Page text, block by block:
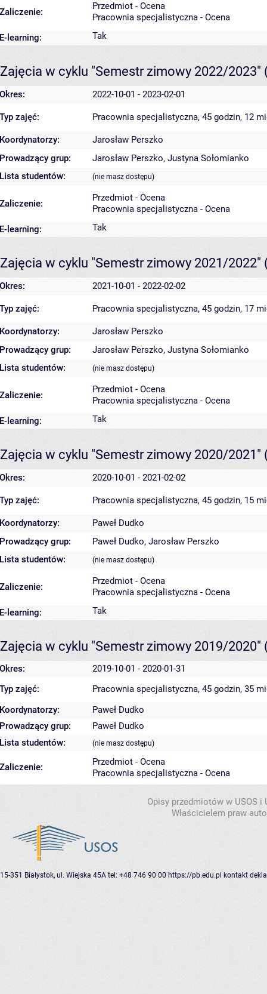
Zaliczenie:
Przedmiot - Ocena
Pracownia specjalistyczna - Ocena
E-learning:
Tak
Zajęcia w cyklu "Semestr zimowy 2022/2023"
Okres: 2022-10-01 - 2023-02-01
Typ zajęć: Pracownia specjalistyczna, 45 godzin, 12
Koordynatorzy:
Jarosław Perszko
Prowadzący grup:
Jarosław Perszko, Justyna Sołomianko
Lista studentów:
(nie masz dostępu)
Zaliczenie:
Przedmiot - Ocena
Pracownia specjalistyczna - Ocena
E-learning:
Tak
Zajęcia w cyklu "Semestr zimowy 2021/2022"
Okres: 2021-10-01 - 2022-02-02
Typ zajęć: Pracownia specjalistyczna, 45 godzin, 17
Koordynatorzy:
Jarosław Perszko
Prowadzący grup:
Jarosław Perszko, Justyna Sołomianko
Lista studentów:
(nie masz dostępu)
Zaliczenie:
Przedmiot - Ocena
Pracownia specjalistyczna - Ocena
E-learning:
Tak
Zajęcia w cyklu "Semestr zimowy 2020/2021"
Okres: 2020-10-01 - 2021-02-02
Typ zajęć: Pracownia specjalistyczna, 45 godzin, 15
Koordynatorzy:
Paweł Dudko
Prowadzący grup:
Paweł Dudko, Jarosław Perszko
Lista studentów:
(nie masz dostępu)
Zaliczenie:
Przedmiot - Ocena
Pracownia specjalistyczna - Ocena
E-learning:
Tak
Zajęcia w cyklu "Semestr zimowy 2019/2020"
Okres:
2019-10-01 - 2020-01-31
Typ zajęć:
Pracownia specjalistyczna, 45 godzin, 35
Koordynatorzy:
Paweł Dudko
Prowadzący grup:
Paweł Dudko
Lista studentów:
(nie masz dostępu)
Zaliczenie:
Przedmiot - Ocena
Pracownia specjalistyczna - Ocena
Opisy przedmiotów w USOS
Właścicielem praw
15-351 Białystok, ul. Wiejska 45A tel: +48 746 90 00 https://pb.edu.pl kontakt